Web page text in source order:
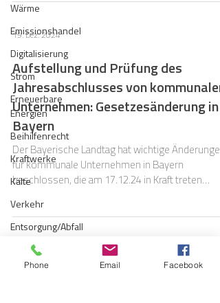
Wärme
Emissionshandel
Digitalisierung
Strom
Erneuerbare
Energien
Beihilfenrecht
Kraftwerke
Kälte
Verkehr
Entsorgung/Abfall
Umweltrecht
Vergabe
Energie- und Wärmewende sowie eine
zunehmend strenge Rechtsprechung lassen den
Handlungsspielraum kleiner und die
Haftungsrisiken größer werden. Gerade in
kommunalen Unternehmen, allen voran in
Stadtwerken, verdichten sich diese
zu einem Pflichtenkanon, der ohne
19. Dez. 2024
Aufstellung und Prüfung des
Jahresabschlusses von kommunalen
Unternehmen: Gesetzesänderung in
Bayern
Der Bayerische Landtag hat wichtige Änderungen
für kommunale Unternehmen in Bayern
beschlossen, die am 17.12.24 in Kraft treten
6. Okt. 2021
Phone Email Facebook